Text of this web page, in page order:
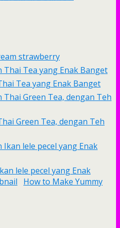
strawberry
Tea yang Enak Banget
Green Tea, dengan Teh
lele pecel yang Enak
How to Make Yummy